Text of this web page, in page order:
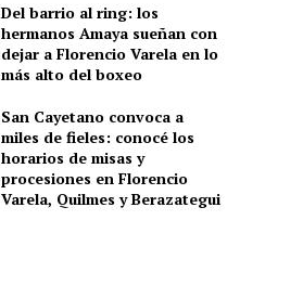
Del barrio al ring: los
hermanos Amaya sueñan con
dejar a Florencio Varela en lo
más alto del boxeo
San Cayetano convoca a
miles de fieles: conocé los
horarios de misas y
procesiones en Florencio
Varela, Quilmes y Berazategui